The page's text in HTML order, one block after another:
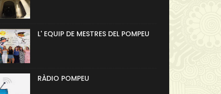
L' EQUIP DE MESTRES DEL POMPEU
RÀDIO POMPEU